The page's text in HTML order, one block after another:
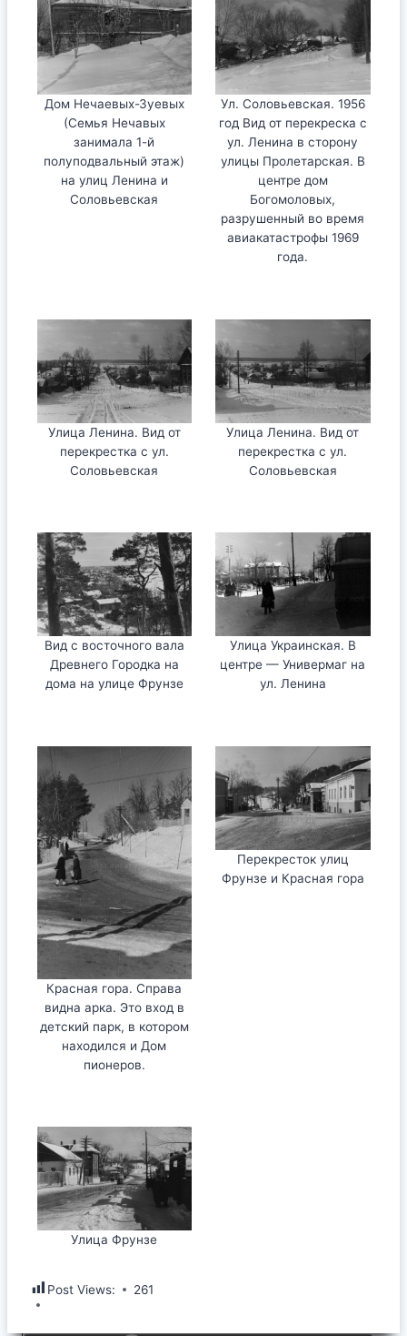
Дом Нечаевых-Зуевых
(Семья Нечавых
занимала 1-й
полуподвальный этаж)
на улиц Ленина и
Соловьевская
Ул. Соловьевская. 1956
год Вид от перекреска с
ул. Ленина в сторону
улицы Пролетарская. В
центре дом
Богомоловых,
разрушенный во время
авиакатастрофы 1969
года.
Улица Ленина. Вид от
перекрестка с ул.
Соловьевская
Улица Ленина. Вид от
перекрестка с ул.
Соловьевская
Вид с восточного вала
Древнего Городка на
дома на улице Фрунзе
Улица Украинская. В
центре — Универмаг на
ул. Ленина
Красная гора. Справа
видна арка. Это вход в
детский парк, в котором
находился и Дом
пионеров.
Перекресток улиц
Фрунзе и Красная гора
Улица Фрунзе
Post Views: 261